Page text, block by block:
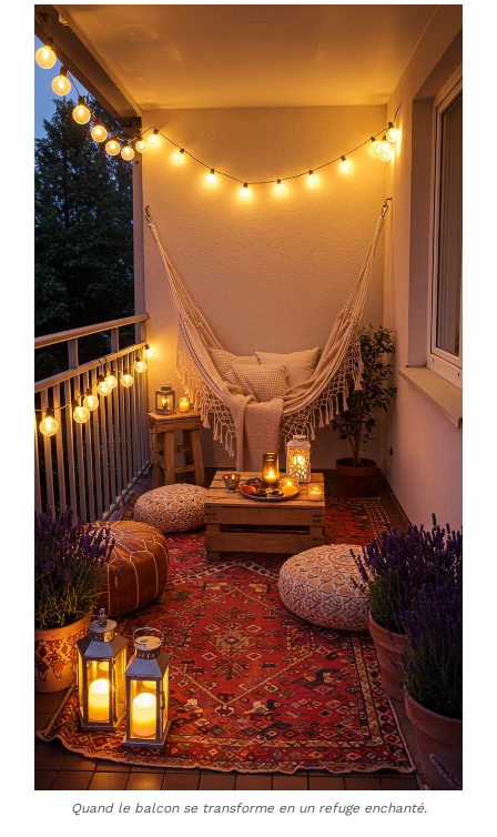
Quand le balcon se transforme en un refuge enchanté.